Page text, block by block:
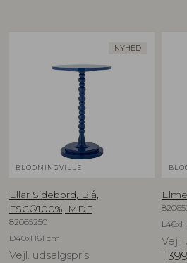
NYHED
BLOOMINGVILLE
Ellar Sidebord, Blå,
FSC®100%, MDF
82065250
D40xH61 cm
Vejl. udsalgspris
Vejl.